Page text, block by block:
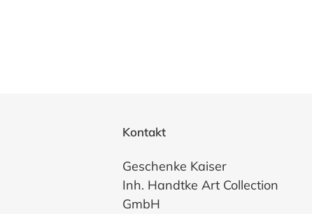
Kontakt
Geschenke Kaiser
Inh. Handtke Art Collection
GmbH